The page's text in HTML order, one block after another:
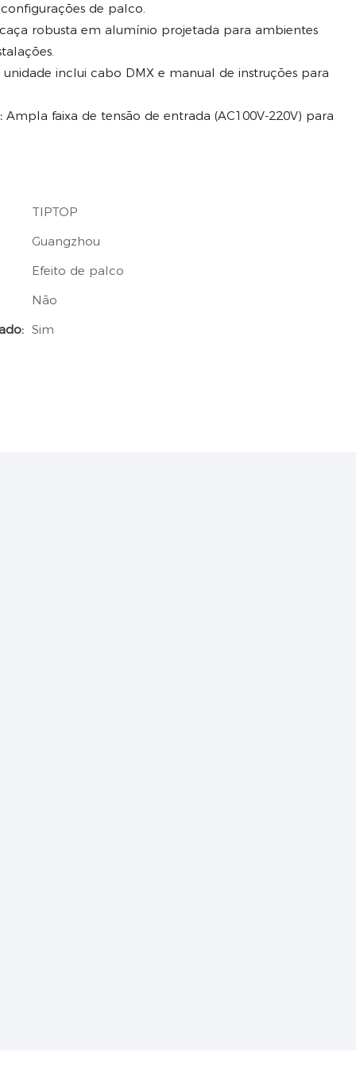
de palco.
robusta em alumínio projetada para ambientes
inclui cabo DMX e manual de instruções para
Ampla faixa de tensão de entrada (AC100V-220V) para
TIPTOP
Guangzhou
Efeito de palco
Não
Sim